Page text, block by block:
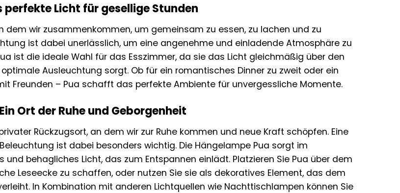
perfekte Licht für gesellige Stunden
dem wir zusammenkommen, um gemeinsam zu essen, zu lachen und zu
ist dabei unerlässlich, um eine angenehme und einladende Atmosphäre zu
ist die ideale Wahl für das Esszimmer, da sie das Licht gleichmäßig über den
Ausleuchtung sorgt. Ob für ein romantisches Dinner zu zweit oder ein
Freunden – Pua schafft das perfekte Ambiente für unvergessliche Momente.
Ort der Ruhe und Geborgenheit
Rückzugsort, an dem wir zur Ruhe kommen und neue Kraft schöpfen. Eine
ist dabei besonders wichtig. Die Hängelampe Pua sorgt im
behagliches Licht, das zum Entspannen einlädt. Platzieren Sie Pua über dem
Leseecke zu schaffen, oder nutzen Sie sie als dekoratives Element, das dem
In Kombination mit anderen Lichtquellen wie Nachttischlampen können Sie